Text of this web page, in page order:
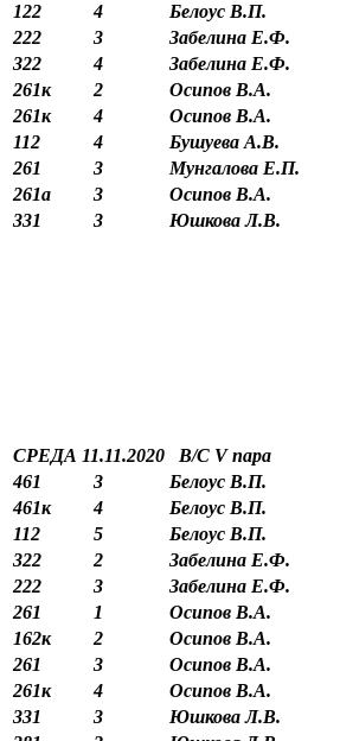
122 4 Белоус В.П.
222
3 Забелина Е.Ф.
322
4 Забелина Е.Ф.
261к
2 Осипов В.А.
261к
4 Осипов В.А.
112
4 Бушуева А.В.
261
3 Мунгалова Е.П.
261а
3 Осипов В.А.
331
3 Юшкова Л.В.
СРЕДА 11.11.2020 В/С Vпара
461
3 Белоус В.П.
461к
4 Белоус В.П.
112
5 Белоус В.П.
322
2 Забелина Е.Ф.
222
3 Забелина Е.Ф.
261
1 Осипов В.А.
162к
2 Осипов В.А.
261
3 Осипов В.А.
261к
4 Осипов В.А.
331
3 Юшкова Л.В.